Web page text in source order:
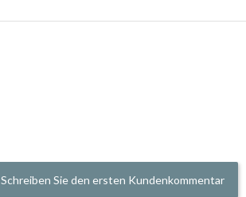
Schreiben Sie den ersten Kundenkommentar